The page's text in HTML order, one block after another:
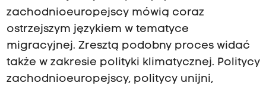
zachodnioeuropejscy mówią coraz
ostrzejszym językiem w tematyce
migracyjnej. Zresztą podobny proces widać
także w zakresie polityki klimatycznej. Politycy
zachodnioeuropejscy, politycy unijni,